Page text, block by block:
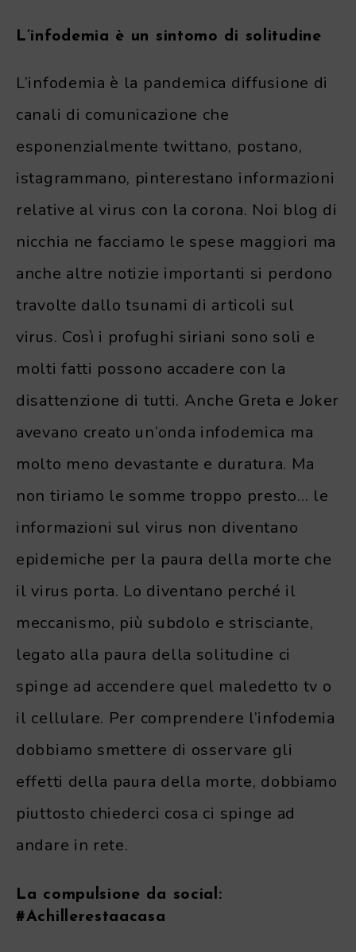
L’infodemia è un sintomo di solitudine
L’infodemia è la pandemica diffusione di
canali di comunicazione che
esponenzialmente twittano, postano,
istagrammano, pinterestano informazioni
relative al virus con la corona. Noi blog di
nicchia ne facciamo le spese maggiori ma
anche altre notizie importanti si perdono
travolte dallo tsunami di articoli sul
virus. Così i profughi siriani sono soli e
molti fatti possono accadere con la
disattenzione di tutti. Anche Greta e Joker
avevano creato un’onda infodemica ma
molto meno devastante e duratura. Ma
non tiriamo le somme troppo presto… le
informazioni sul virus non diventano
epidemiche per la paura della morte che
il virus porta. Lo diventano perché il
meccanismo, più subdolo e strisciante,
legato alla paura della solitudine ci
spinge ad accendere quel maledetto tv o
il cellulare. Per comprendere l’infodemia
dobbiamo smettere di osservare gli
effetti della paura della morte, dobbiamo
piuttosto chiederci cosa ci spinge ad
andare in rete.
La compulsione da social:
#Achillerestaacasa